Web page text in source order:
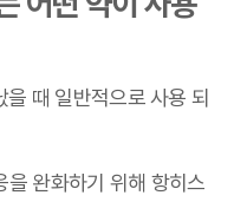
때 일반적으로 사용 되
을 완화하기 위해 항히스